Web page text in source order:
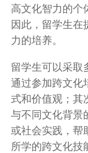
高文化智力的个
因此，留学生在
力的培养。
留学生可以采取
通过参加跨文化
式和价值观；其
与不同文化背景
或社会实践，帮
所学的跨文化技